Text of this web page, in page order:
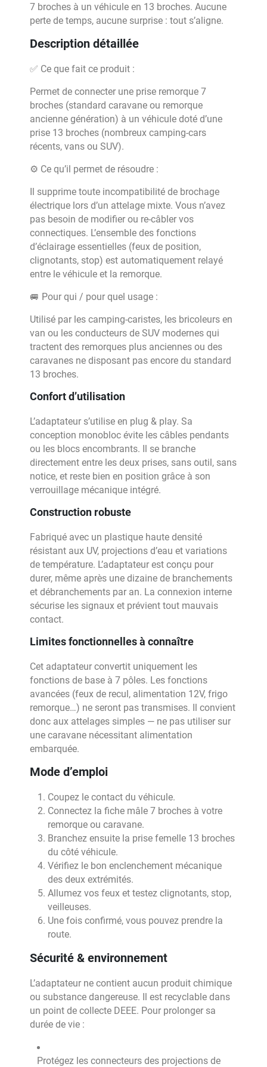
7 broches à un véhicule en 13 broches. Aucune
perte de temps, aucune surprise : tout s’aligne.
Description détaillée
✅ Ce que fait ce produit :
Permet de connecter une prise remorque 7
broches (standard caravane ou remorque
ancienne génération) à un véhicule doté d’une
prise 13 broches (nombreux camping-cars
récents, vans ou SUV).
⚙️ Ce qu’il permet de résoudre :
Il supprime toute incompatibilité de brochage
électrique lors d’un attelage mixte. Vous n’avez
pas besoin de modifier ou re-câbler vos
connectiques. L’ensemble des fonctions
d’éclairage essentielles (feux de position,
clignotants, stop) est automatiquement relayé
entre le véhicule et la remorque.
🚐 Pour qui / pour quel usage :
Utilisé par les camping-caristes, les bricoleurs en
van ou les conducteurs de SUV modernes qui
tractent des remorques plus anciennes ou des
caravanes ne disposant pas encore du standard
13 broches.
Confort d’utilisation
L’adaptateur s’utilise en plug & play. Sa
conception monobloc évite les câbles pendants
ou les blocs encombrants. Il se branche
directement entre les deux prises, sans outil, sans
notice, et reste bien en position grâce à son
verrouillage mécanique intégré.
Construction robuste
Fabriqué avec un plastique haute densité
résistant aux UV, projections d’eau et variations
de température. L’adaptateur est conçu pour
durer, même après une dizaine de branchements
et débranchements par an. La connexion interne
sécurise les signaux et prévient tout mauvais
contact.
Limites fonctionnelles à connaître
Cet adaptateur convertit uniquement les
fonctions de base à 7 pôles. Les fonctions
avancées (feux de recul, alimentation 12V, frigo
remorque…) ne seront pas transmises. Il convient
donc aux attelages simples — ne pas utiliser sur
une caravane nécessitant alimentation
embarquée.
Mode d’emploi
Coupez le contact du véhicule.
Connectez la fiche mâle 7 broches à votre
remorque ou caravane.
Branchez ensuite la prise femelle 13 broches
du côté véhicule.
Vérifiez le bon enclenchement mécanique
des deux extrémités.
Allumez vos feux et testez clignotants, stop,
veilleuses.
Une fois confirmé, vous pouvez prendre la
route.
Sécurité & environnement
L’adaptateur ne contient aucun produit chimique
ou substance dangereuse. Il est recyclable dans
un point de collecte DEEE. Pour prolonger sa
durée de vie :
Protégez les connecteurs des projections de